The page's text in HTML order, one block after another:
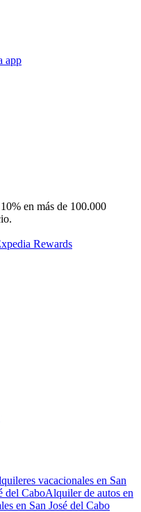
app
en más de 100.000
Rewards
vacacionales en San
del CaboAlquiler de autos en
en San José del Cabo